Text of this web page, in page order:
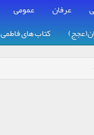
عرفان عمومی
کتاب های فاطمی